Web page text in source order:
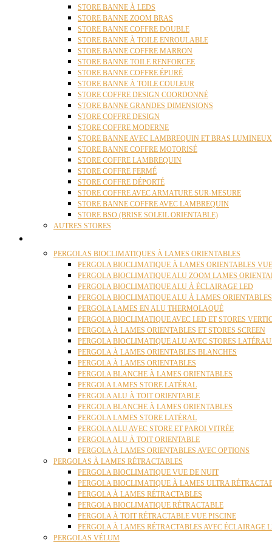
STORE BANNE À LEDS
STORE BANNE ZOOM BRAS
STORE BANNE COFFRE DOUBLE
STORE BANNE À TOILE ENROULABLE
STORE BANNE COFFRE MARRON
STORE BANNE TOILE RENFORCEE
STORE BANNE COFFRE ÉPURÉ
STORE BANNE À TOILE COULEUR
STORE COFFRE DESIGN COORDONNÉ
STORE BANNE GRANDES DIMENSIONS
STORE COFFRE DESIGN
STORE COFFRE MODERNE
STORE BANNE AVEC LAMBREQUIN ET BRAS LUMINEUX
STORE BANNE COFFRE MOTORISÉ
STORE COFFRE LAMBREQUIN
STORE COFFRE FERMÉ
STORE COFFRE DÉPORTÉ
STORE COFFRE AVEC ARMATURE SUR-MESURE
STORE BANNE COFFRE AVEC LAMBREQUIN
STORE BSO (BRISE SOLEIL ORIENTABLE)
AUTRES STORES
PERGOLAS BIOCLIMATIQUES À LAMES ORIENTABLES
PERGOLA BIOCLIMATIQUE À LAMES ORIENTABLES
PERGOLA BIOCLIMATIQUE ALU ZOOM LAMES
PERGOLA BIOCLIMATIQUE ALU À ÉCLAIRAGE LED
PERGOLA BIOCLIMATIQUE ALU À LAMES
PERGOLA LAMES EN ALU THERMOLAQUÉ
PERGOLA BIOCLIMATIQUE AVEC LED ET STORES
PERGOLA À LAMES ORIENTABLES ET STORES SCREEN
PERGOLA BIOCLIMATIQUE ALU AVEC STORES
PERGOLA À LAMES ORIENTABLES BLANCHES
PERGOLA À LAMES ORIENTABLES
PERGOLA BLANCHE À LAMES ORIENTABLES
PERGOLA LAMES STORE LATÉRAL
PERGOLA ALU À TOIT ORIENTABLE
PERGOLA BLANCHE À LAMES ORIENTABLES
PERGOLA LAMES STORE LATÉRAL
PERGOLA ALU AVEC STORE ET PAROI VITRÉE
PERGOLA ALU À TOIT ORIENTABLE
PERGOLA À LAMES ORIENTABLES AVEC OPTIONS
PERGOLAS À LAMES RÉTRACTABLES
PERGOLA BIOCLIMATIQUE VUE DE NUIT
PERGOLA BIOCLIMATIQUE À LAMES ULTRA
PERGOLA À LAMES RÉTRACTABLES
PERGOLA BIOCLIMATIQUE RÉTRACTABLE
PERGOLA À TOIT RÉTRACTABLE VUE PISCINE
PERGOLA À LAMES RÉTRACTABLES AVEC ÉCLAIRAGE
PERGOLAS VÉLUM